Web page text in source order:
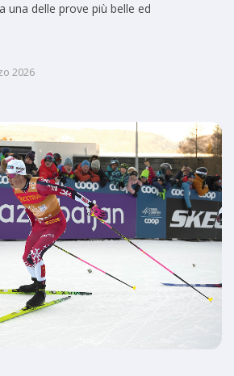
una delle prove più belle ed
2026